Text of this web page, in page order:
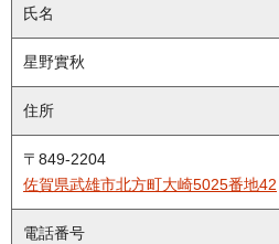
氏名
星野實秋
住所
〒849-2204
佐賀県武雄市北方町大崎5025番地42
電話番号